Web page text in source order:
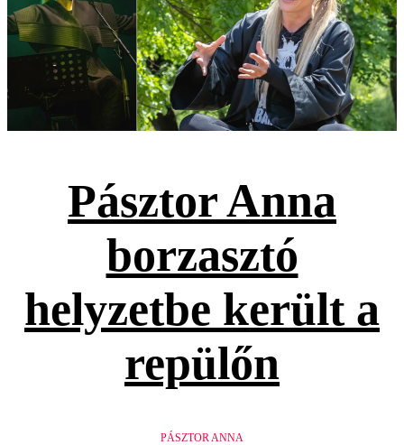
Pásztor Anna
borzasztó
helyzetbe került a
repülőn
PÁSZTOR ANNA